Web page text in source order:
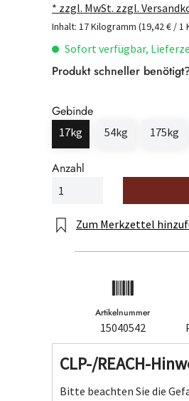
* zzgl. MwSt. zzgl.
Inhalt: 17 Kilogramm (19,42 € / 1
Sofort verfügbar,
Produkt schneller
Gebinde
17kg 54kg 175kg
Anzahl
Zum Merkzettel
Artikelnummer
15040542
CLP-/REACH-
Bitte beachten Sie die